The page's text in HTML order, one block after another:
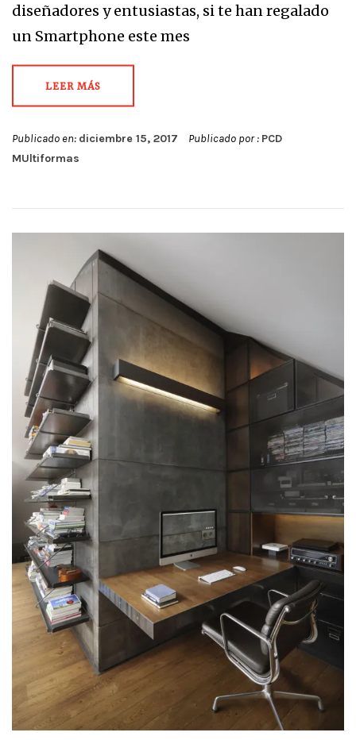
diseñadores y entusiastas, si te han regalado
un Smartphone este mes
LEER MÁS
Publicado en: diciembre 15, 2017 Publicado por : PCD
MUltiformas